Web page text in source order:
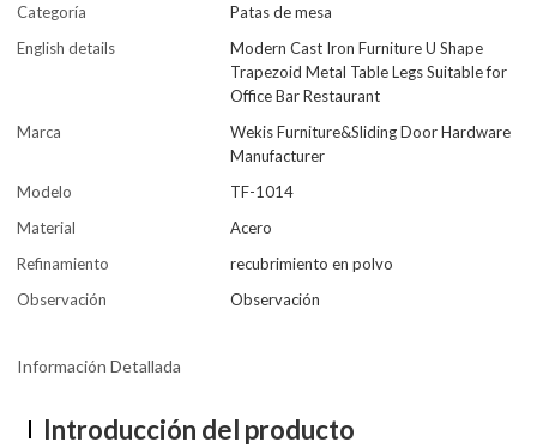
Categoría
Patas de mesa
English details
Modern Cast Iron Furniture U Shape
Trapezoid Metal Table Legs Suitable for
Office Bar Restaurant
Marca
Wekis Furniture&Sliding Door Hardware
Manufacturer
Modelo
TF-1014
Material
Acero
Refinamiento
recubrimiento en polvo
Observación
Observación
Información Detallada
Introducción del producto